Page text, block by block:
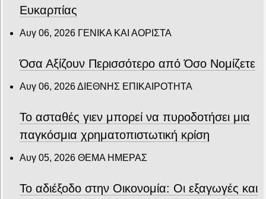
Ευκαρπίας
Αυγ 06, 2026 ΓΕΝΙΚΑ ΚΑΙ ΑΟΡΙΣΤΑ
Όσα Αξίζουν Περισσότερο από Όσο Νομίζετε
Αυγ 06, 2026ΔΙΕΘΝΗΣ ΕΠΙΚΑΙΡΟΤΗΤΑ
Το ασταθές γιεν μπορεί να πυροδοτήσει μια
παγκόσμια χρηματοπιστωτική κρίση
Αυγ 05, 2026 ΘΕΜΑ ΗΜΕΡΑΣ
Το αδιέξοδο στην Οικονομία: Οι εξαγωγές και